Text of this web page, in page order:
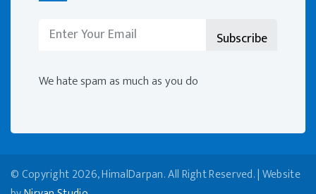
We hate spam as much as you do
© Copyright 2026, HimalDarpan. All Right Reserved. | Website